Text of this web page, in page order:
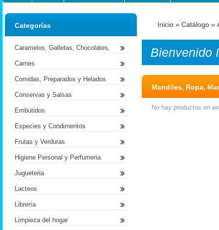
Inicio » Catálogo »
Bienvenido
Mandiles, Ropa,
No hay productos en
Categorías
Caramelos, Galletas, Chocolates,
Carnes
Comidas, Preparados y Helados
Conservas y Salsas
Embutidos
Especies y Condimentos
Frutas y Verduras
Higiene Personal y Perfumeria
Jugueteria
Lacteos
Librería
Limpieza del hogar